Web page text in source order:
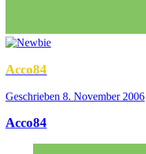
Acco84
Geschrieben 8. November 2006
Acco84